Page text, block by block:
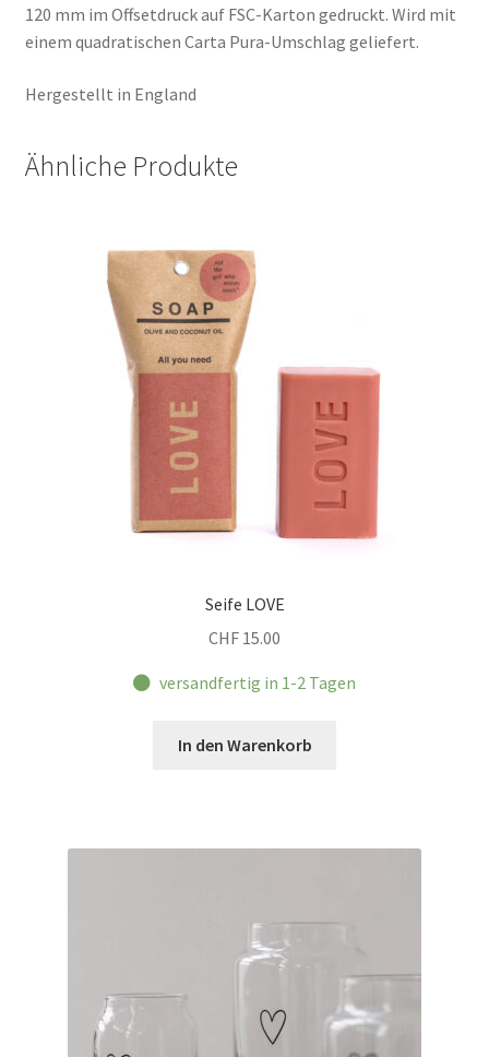
120 mm im Offsetdruck auf FSC-Karton gedruckt. Wird mit
einem quadratischen Carta Pura-Umschlag geliefert.
Hergestellt in England
Ähnliche Produkte
Seife LOVE
CHF 15.00
versandfertig in 1-2 Tagen
In den Warenkorb